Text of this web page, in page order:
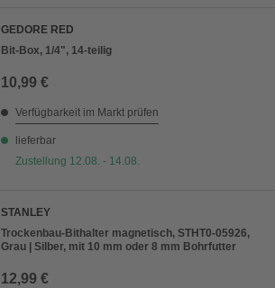
GEDORE RED
Bit-Box, 1/4", 14-teilig
10,99 €
Verfügbarkeit im Markt prüfen
lieferbar
Zustellung 12.08. - 14.08.
STANLEY
Trockenbau-Bithalter magnetisch, STHT0-05926,
Grau | Silber, mit 10 mm oder 8 mm Bohrfutter
12,99 €